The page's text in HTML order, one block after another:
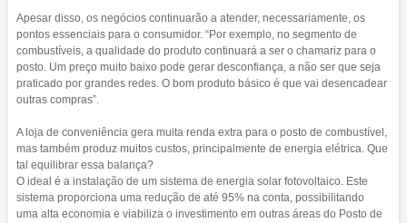
Apesar disso, os negócios continuarão a atender, necessariamente, os
pontos essenciais para o consumidor. “Por exemplo, no segmento de
combustíveis, a qualidade do produto continuará a ser o chamariz para o
posto. Um preço muito baixo pode gerar desconfiança, a não ser que seja
praticado por grandes redes. O bom produto básico é que vai desencadear
outras compras”.
A loja de conveniência gera muita renda extra para o posto de combustível,
mas também produz muitos custos, principalmente de energia elétrica. Que
tal equilibrar essa balança?
O ideal é a instalação de um sistema de energia solar fotovoltaico. Este
sistema proporciona uma redução de até 95% na conta, possibilitando
uma alta economia e viabiliza o investimento em outras áreas do Posto de